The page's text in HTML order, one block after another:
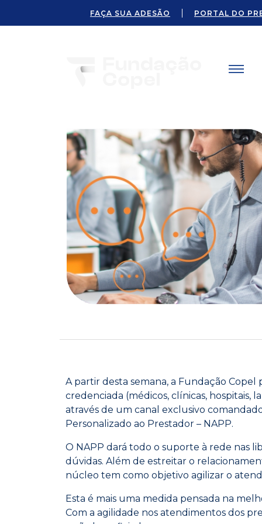
FAÇA SUA ADESÃO PORTAL DO
A partir desta semana, a Fundação Copel
credenciada (médicos, clínicas, hospitais,
através de um canal exclusivo
Personalizado ao Prestador – NAPP.
O NAPP dará todo o suporte à rede nas
dúvidas. Além de estreitar o
núcleo tem como objetivo agilizar o
Esta é mais uma medida pensada na
Com a agilidade nos atendimentos dos